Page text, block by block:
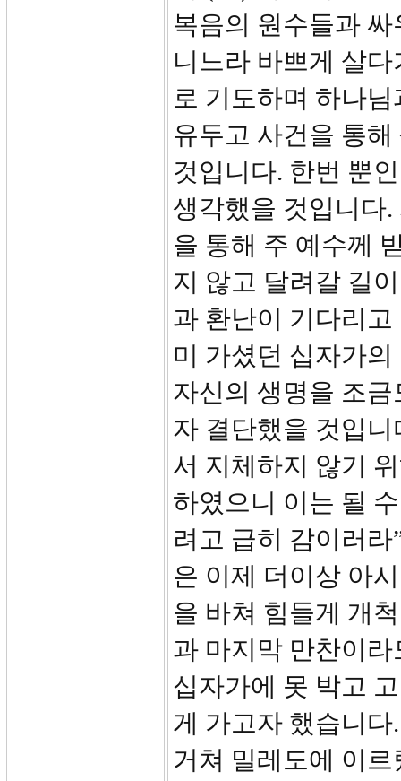
복음의 원수들과
니느라 바쁘게 살
로 기도하며 하나
유두고 사건을 통
것입니다. 한번 뿐
생각했을 것입니다
을 통해 주 예수께
지 않고 달려갈 길
과 환난이 기다리
미 가셨던 십자가
자신의 생명을 조
자 결단했을 것입
서 지체하지 않기
하였으니 이는 될
려고 급히 감이러
은 이제 더이상 아
을 바쳐 힘들게 개
과 마지막 만찬이
십자가에 못 박고
게 가고자 했습니
거쳐 밀레도에 이